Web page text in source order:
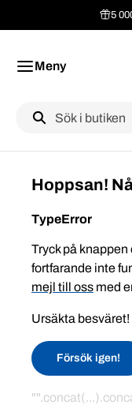
5
Meny
Label
Hoppsan!
TypeError
Tryck på
fortfarande inte
mejl till oss med
Ursäkta besväret!
Försök igen!